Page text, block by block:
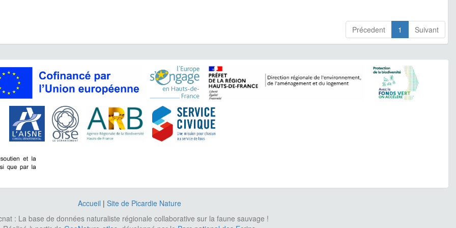
Précedent 1 Suivant
Accueil | Site de Picardie Nature
: La base de données naturaliste régionale collaborative sur la faune sauvage !